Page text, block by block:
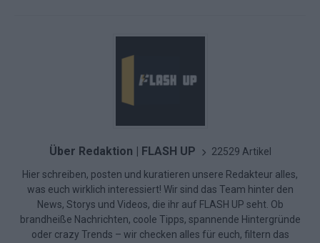
Über Redaktion | FLASH UP 22529 Artikel
Hier schreiben, posten und kuratieren unsere Redakteur alles,
was euch wirklich interessiert! Wir sind das Team hinter den
News, Storys und Videos, die ihr auf FLASH UP seht. Ob
brandheiße Nachrichten, coole Tipps, spannende Hintergründe
oder crazy Trends – wir checken alles für euch, filtern das